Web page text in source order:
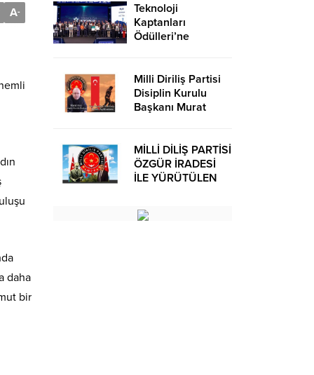
A-
daha
bir
UZAK TUTUMUŞ
OLACAKTIR
Teknoloji
Kaptanları
Ödülleri’ne
Milli Diriliş Partisi
Disiplin Kurulu
Başkanı Murat
Basın Açıklaması
MİLLİ DİLİŞ PARTİSİ
ÖZGÜR İRADESİ
İLE YÜRÜTÜLEN
OLUŞUMUDUR